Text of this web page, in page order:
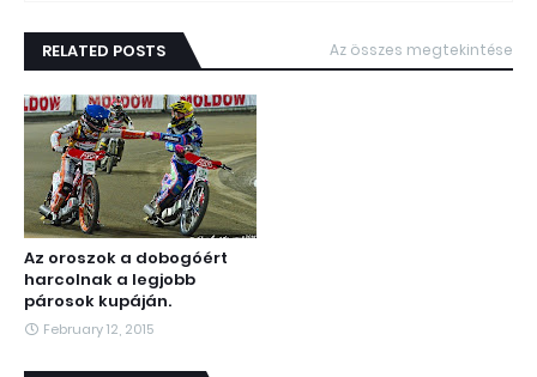
RELATED POSTS Az összes megtekintése
Az oroszok a dobogóért
harcolnak a legjobb
párosok kupáján.
February 12, 2015